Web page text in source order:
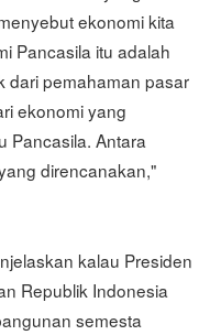
ekonomi kita
Pancasila itu adalah
dari pemahaman pasar
ekonomi yang
Pancasila. Antara
direncanakan,"
kalau Presiden
Republik Indonesia
semesta